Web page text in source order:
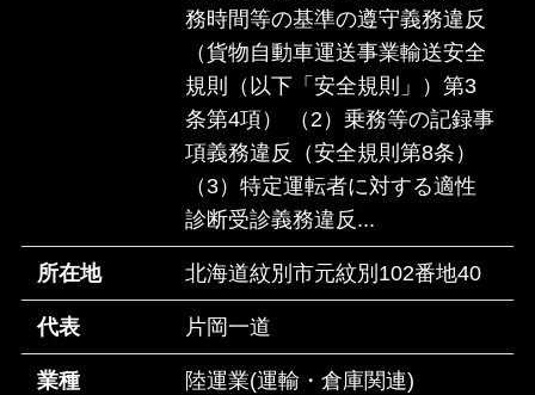
務時間等の基準の遵守義務違反
（貨物自動車運送事業輸送安全
規則（以下「安全規則」）第3
条第4項） （2）乗務等の記録事
項義務違反（安全規則第8条）
（3）特定運転者に対する適性
診断受診義務違反...
所在地 北海道紋別市元紋別102番地40
代表 片岡一道
業種 陸運業(運輸・倉庫関連)